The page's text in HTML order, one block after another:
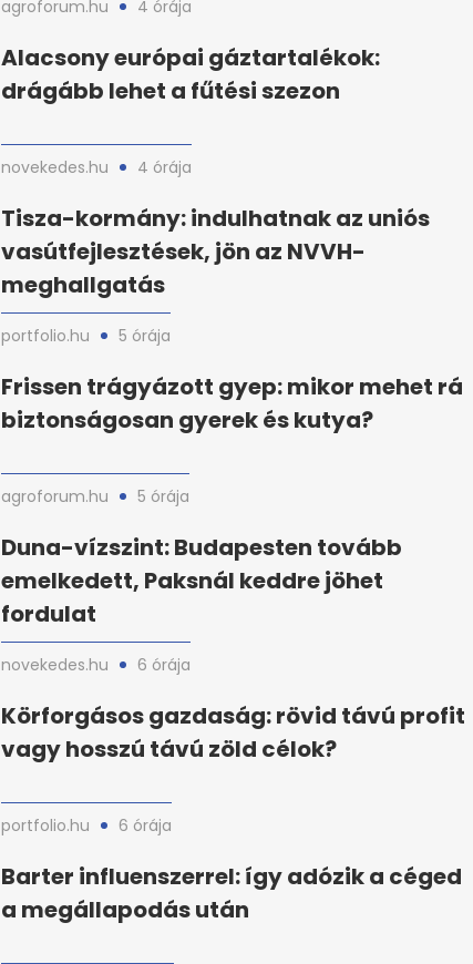
agroforum.hu 4 órája
Alacsony európai gáztartalékok:
drágább lehet a fűtési szezon
novekedes.hu 4 órája
Tisza-kormány: indulhatnak az uniós
vasútfejlesztések, jön az NVVH-
meghallgatás
portfolio.hu 5 órája
Frissen trágyázott gyep: mikor mehet rá
biztonságosan gyerek és kutya?
agroforum.hu 5 órája
Duna-vízszint: Budapesten tovább
emelkedett, Paksnál keddre jöhet
fordulat
novekedes.hu 6 órája
Körforgásos gazdaság: rövid távú profit
vagy hosszú távú zöld célok?
portfolio.hu 6 órája
Barter influenszerrel: így adózik a céged
a megállapodás után